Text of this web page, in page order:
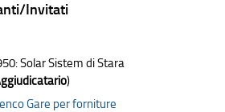
Invitati
Solar Sistem di Stara
)
Gare per forniture